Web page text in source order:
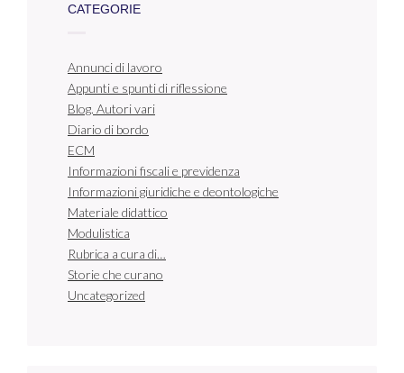
CATEGORIE
Annunci di lavoro
Appunti e spunti di riflessione
Blog. Autori vari
Diario di bordo
ECM
Informazioni fiscali e previdenza
Informazioni giuridiche e deontologiche
Materiale didattico
Modulistica
Rubrica a cura di…
Storie che curano
Uncategorized